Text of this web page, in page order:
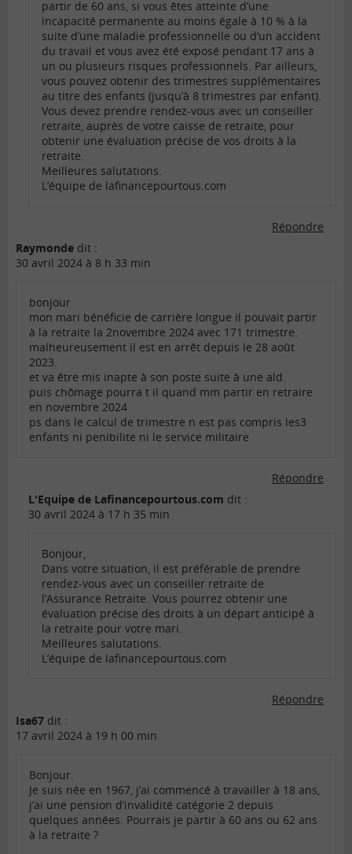
partir de 60 ans, si vous êtes atteinte d’une
incapacité permanente au moins égale à 10 % à la
suite d’une maladie professionnelle ou d’un accident
du travail et vous avez été exposé pendant 17 ans à
un ou plusieurs risques professionnels. Par ailleurs,
vous pouvez obtenir des trimestres supplémentaires
au titre des enfants (jusqu’à 8 trimestres par enfant).
Vous devez prendre rendez-vous avec un conseiller
retraite, auprès de votre caisse de retraite, pour
obtenir une évaluation précise de vos droits à la
retraite.
Meilleures salutations.
L’équipe de lafinancepourtous.com
Répondre
Raymonde dit :
30 avril 2024 à 8 h 33 min
bonjour
mon mari bénéficie de carrière longue il pouvait partir
à la retraite la 2novembre 2024 avec 171 trimestre.
malheureusement il est en arrêt depuis le 28 août
2023.
et va être mis inapte à son poste suite à une ald.
puis chômage pourra t il quand mm partir en retraire
en novembre 2024
ps dans le calcul de trimestre n est pas compris les3
enfants ni penibilite ni le service militaire
Répondre
L'Equipe de Lafinancepourtous.com dit :
30 avril 2024 à 17 h 35 min
Bonjour,
Dans votre situation, il est préférable de prendre
rendez-vous avec un conseiller retraite de
l’Assurance Retraite. Vous pourrez obtenir une
évaluation précise des droits à un départ anticipé à
la retraite pour votre mari.
Meilleures salutations.
L’équipe de lafinancepourtous.com
Répondre
Isa67 dit :
17 avril 2024 à 19 h 00 min
Bonjour.
Je suis née en 1967, j’ai commencé à travailler à 18 ans,
j’ai une pension d’invalidité catégorie 2 depuis
quelques années. Pourrais je partir à 60 ans ou 62 ans
à la retraite ?